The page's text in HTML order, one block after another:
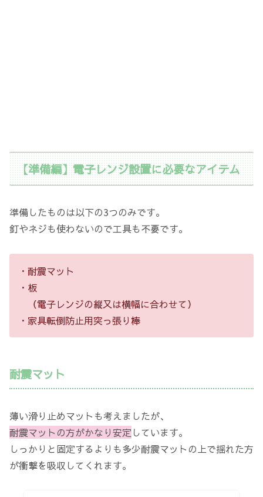
【準備編】電子レンジ設置に必要なアイテム
準備したものは以下の3つのみです。
釘やネジも使わないので工具も不要です。
・耐震マット
・板
（電子レンジの縦又は横幅に合わせて）
・家具転倒防止用突っ張り棒
耐震マット
薄い滑り止めマットも考えましたが、
耐震マットの方がかなり安定 しています。
しっかりと固定するよりも多少耐震マットの上で揺れた方
が衝撃を吸収してくれます。